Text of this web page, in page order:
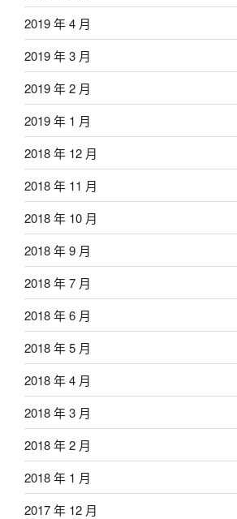
2019 年 4 月
2019 年 3 月
2019 年 2 月
2019 年 1 月
2018 年 12 月
2018 年 11 月
2018 年 10 月
2018 年 9 月
2018 年 7 月
2018 年 6 月
2018 年 5 月
2018 年 4 月
2018 年 3 月
2018 年 2 月
2018 年 1 月
2017 年 12 月